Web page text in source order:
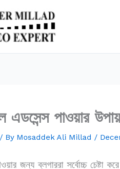
এডসেন্স পাওয়ার
/ By Mosaddek Ali Millad /
জন্য ব্লগাররা সর্বোচ্চ চেষ্টা